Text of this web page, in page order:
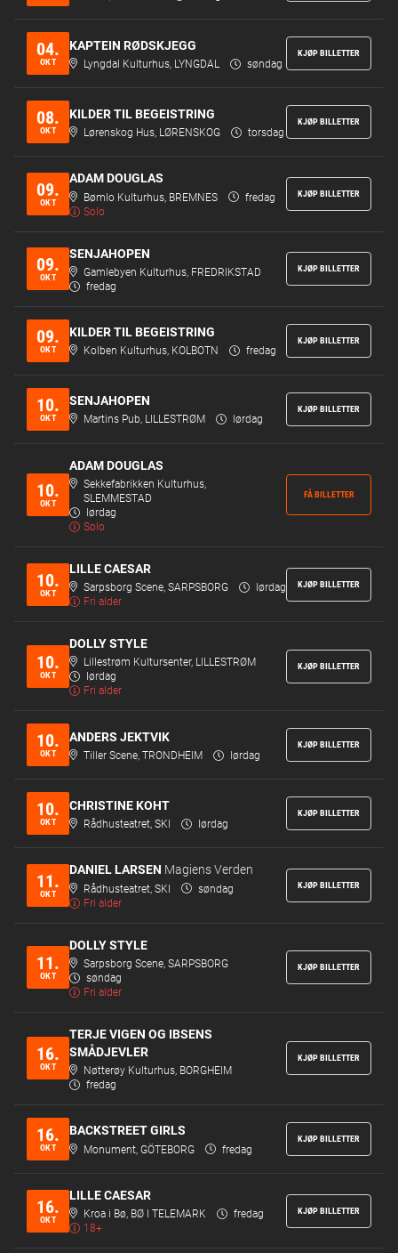
04.
OKT
KAPTEIN RØDSKJEGG
Lyngdal Kulturhus, LYNGDAL søndag
KJØP BILLETTER
08.
OKT
KILDER TIL BEGEISTRING
Lørenskog Hus, LØRENSKOG torsdag
KJØP BILLETTER
09.
OKT
ADAM DOUGLAS
Bømlo Kulturhus, BREMNES
fredag
Solo
KJØP BILLETTER
09.
OKT
SENJAHOPEN
Gamlebyen Kulturhus, FREDRIKSTAD
fredag
KJØP BILLETTER
09.
OKT
KILDER TIL BEGEISTRING
Kolben Kulturhus, KOLBOTN fredag
KJØP BILLETTER
10.
OKT
SENJAHOPEN
Martins Pub, LILLESTRØM lørdag
KJØP BILLETTER
10.
OKT
ADAM DOUGLAS
Sekkefabrikken Kulturhus,
SLEMMESTAD
lørdag
Solo
FÅ BILLETTER
10.
OKT
LILLE CAESAR
Sarpsborg Scene, SARPSBORG
lørdag
Fri alder
KJØP BILLETTER
10.
OKT
DOLLY STYLE
Lillestrøm Kultursenter, LILLESTRØM
lørdag
Fri alder
KJØP BILLETTER
10.
OKT
ANDERS JEKTVIK
Tiller Scene, TRONDHEIM lørdag
KJØP BILLETTER
10.
OKT
CHRISTINE KOHT
Rådhusteatret, SKI lørdag
KJØP BILLETTER
11.
OKT
DANIEL LARSEN Magiens Verden
Rådhusteatret, SKI
søndag
Fri alder
KJØP BILLETTER
11.
OKT
DOLLY STYLE
Sarpsborg Scene, SARPSBORG
søndag
Fri alder
KJØP BILLETTER
16.
OKT
TERJE VIGEN OG IBSENS
SMÅDJEVLER
Nøtterøy Kulturhus, BORGHEIM
fredag
KJØP BILLETTER
16.
OKT
BACKSTREET GIRLS
Monument, GÖTEBORG fredag
KJØP BILLETTER
16.
OKT
LILLE CAESAR
Kroa i Bø, BØ I TELEMARK
fredag
18+
KJØP BILLETTER